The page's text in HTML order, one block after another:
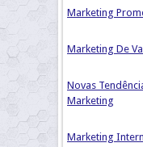
Marketing
Marketing De
Novas
Marketing
Marketing